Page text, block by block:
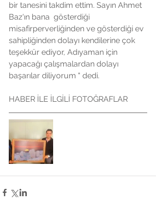
bir tanesini takdim ettim. Sayın Ahmet
Baz'ın bana  gösterdiği
misafirperverliğinden ve gösterdiği ev
sahipliğinden dolayı kendilerine çok
teşekkür ediyor, Adıyaman için
yapacağı çalışmalardan dolayı
başarılar diliyorum " dedi.
HABER İLE İLGİLİ FOTOĞRAFLAR